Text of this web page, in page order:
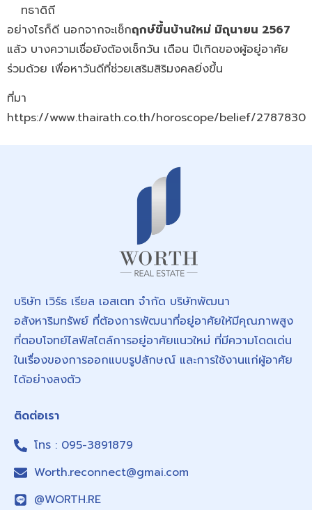
ทธาดิถี
อย่างไรก็ดี นอกจากจะเช็กฤกษ์ขึ้นบ้านใหม่ มิถุนายน 2567
แล้ว บางความเชื่อยังต้องเช็กวัน เดือน ปีเกิดของผู้อยู่อาศัย
ร่วมด้วย เพื่อหาวันดีที่ช่วยเสริมสิริมงคลยิ่งขึ้น
ที่มา
https://www.thairath.co.th/horoscope/belief/2787830
บริษัท เวิร์ธ เรียล เอสเตท จำกัด บริษัทพัฒนา
อสังหาริมทรัพย์ ที่ต้องการพัฒนาที่อยู่อาศัยให้มีคุณภาพสูง
ที่ตอบโจทย์ไลฟ์สไตล์การอยู่อาศัยแนวใหม่ ที่มีความโดดเด่น
ในเรื่องของการออกแบบรูปลักษณ์ และการใช้งานแก่ผู้อาศัย
ได้อย่างลงตัว
ติดต่อเรา
โทร : 095-3891879
Worth.reconnect@gmai.com
@WORTH.RE